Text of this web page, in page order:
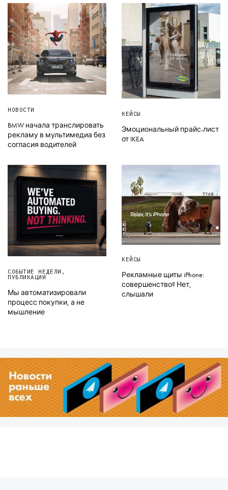
НОВОСТИ
BMW начала транслировать
рекламу в мультимедиа без
согласия водителей
КЕЙСЫ
Эмоциональный прайс-лист
от IKEA
СОБЫТИЕ НЕДЕЛИ ,
ПУБЛИКАЦИИ
Мы автоматизировали
процесс покупки, а не
мышление
КЕЙСЫ
Рекламные щиты iPhone:
совершенство? Нет,
слышали